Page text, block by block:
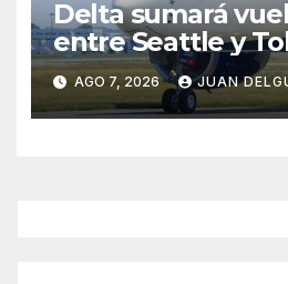
Delta sumará
entre Seattle y
desde marzo de
AGO 7, 2026 JUAN